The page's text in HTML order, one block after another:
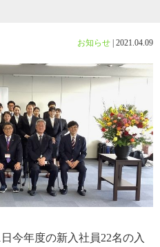
お知らせ 2021.04.09
今年度の新入社員22名の入